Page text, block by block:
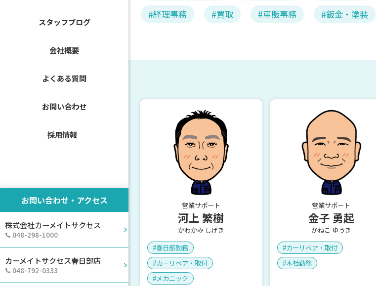
スタッフブログ
会社概要
よくある質問
お問い合わせ
採用情報
お問い合わせ・アクセス
株式会社カーメイトサクセス
048-298-1000
カーメイトサクセス春日部店
048-792-0333
経理事務
買取 車販事務 鈑金・塗装
営業サポート
河上 繁樹
かわかみ しげき
春日部勤務
カーリペア・取付
メカニック
営業サポート
金子 勇起
かねこ ゆうき
カーリペア・取付
本社勤務